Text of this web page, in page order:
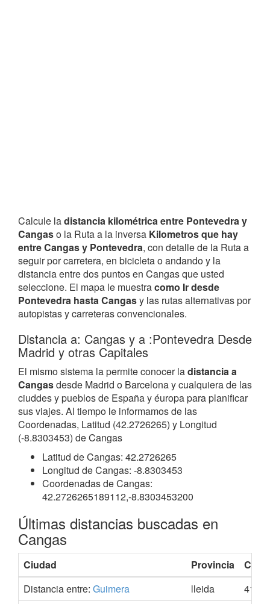
Calcule ladistancia kilométrica entre Pontevedra y
Cangaso la Ruta a la inversa Kilometros que hay
entre Cangas y Pontevedra, con detalle de la Ruta a
seguir por carretera, en bicicleta o andando y la
distancia entre dos puntos en Cangas que usted
seleccione. El mapa le muestracomo Ir desde
Pontevedra hasta Cangasy las rutas alternativas por
autopistas y carreteras convencionales.
Distancia a: Cangas y a :Pontevedra Desde
Madrid y otras Capitales
El mismo sistema la permite conocer ladistancia a
Cangasdesde Madrid o Barcelona y cualquiera de las
ciuddes y pueblos de España y éuropa para planificar
sus viajes. Al tiempo le informamos de las
Coordenadas, Latitud (42.2726265) y Longitud
(-8.8303453) de Cangas
Latitud de Cangas: 42.2726265
Longitud de Cangas: -8.8303453
Coordenadas de Cangas:
42.2726265189112,-8.8303453200
Últimas distancias buscadas en
Cangas
Ciudad Provincia
Distancia entre: Guimera lleida